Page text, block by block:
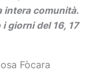
intera comunità.
giorni del 16, 17
Fòcara